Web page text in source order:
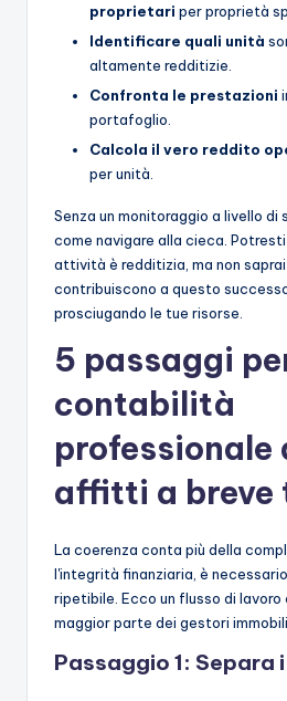
proprietari per proprietà
Identificare quali unità
altamente redditizie.
Confronta le prestazioni
portafoglio.
Calcola il vero reddito
per unità.
Senza un monitoraggio a livello di
come navigare alla cieca.
attività è redditizia, ma non
contribuiscono a questo
prosciugando le tue risorse.
5 passaggi
contabilità
professionale
affitti a breve
La coerenza conta più della
l'integrità finanziaria, è
ripetibile. Ecco un flusso di lavoro
maggior parte dei gestori
Passaggio 1: Separa